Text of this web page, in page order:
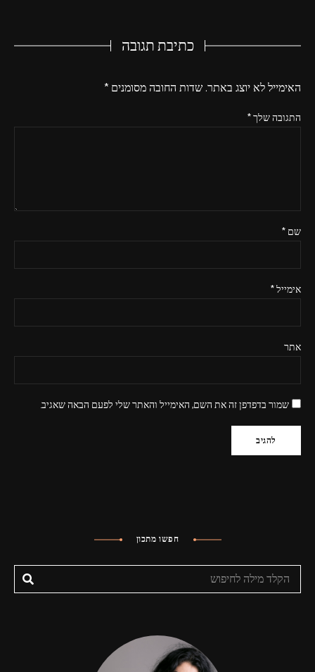
כתיבת תגובה
האימייל לא יוצג באתר.שדות החובה מסומנים*
התגובה שלך*
שם*
אימייל*
אתר
שמור בדפדפן זה את השם, האימייל והאתר שלי לפעם הבאה שאגיב.
חפשו מתכון